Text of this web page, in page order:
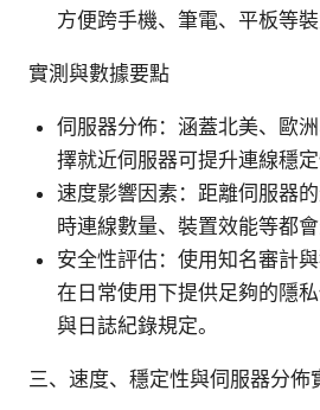
方便跨手機、筆電、平板等裝
實測與數據要點
伺服器分佈：涵蓋北美、歐
擇就近伺服器可提升連線穩定
速度影響因素：距離伺服器
時連線數量、裝置效能等都會
安全性評估：使用知名審計
在日常使用下提供足夠的隱
與日誌紀錄規定。
三、速度、穩定性與伺服器分佈